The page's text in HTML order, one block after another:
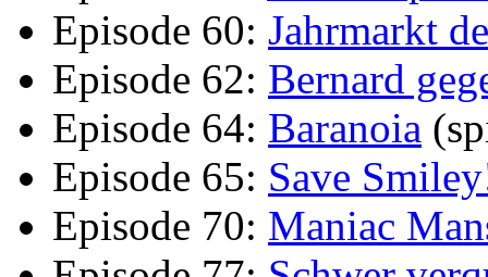
Episode 60: Jahrmarkt
Episode 62: Bernard
Episode 64: Baranoia
Episode 65: Save
Episode 70: Maniac